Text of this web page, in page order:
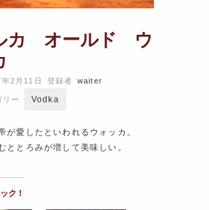
カ オールド ウ
2月11日 登録者 waiter
リー Vodka
が愛したといわれるウォッカ。
ととろみが増して美味しい。
ク！